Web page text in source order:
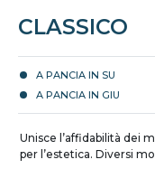
CLASSICO
A PANCIA IN SU
A PANCIA IN GIU
Unisce l’affidabilità dei
per l’estetica. Diversi